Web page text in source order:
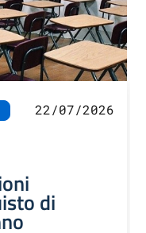
22/07/2026
di